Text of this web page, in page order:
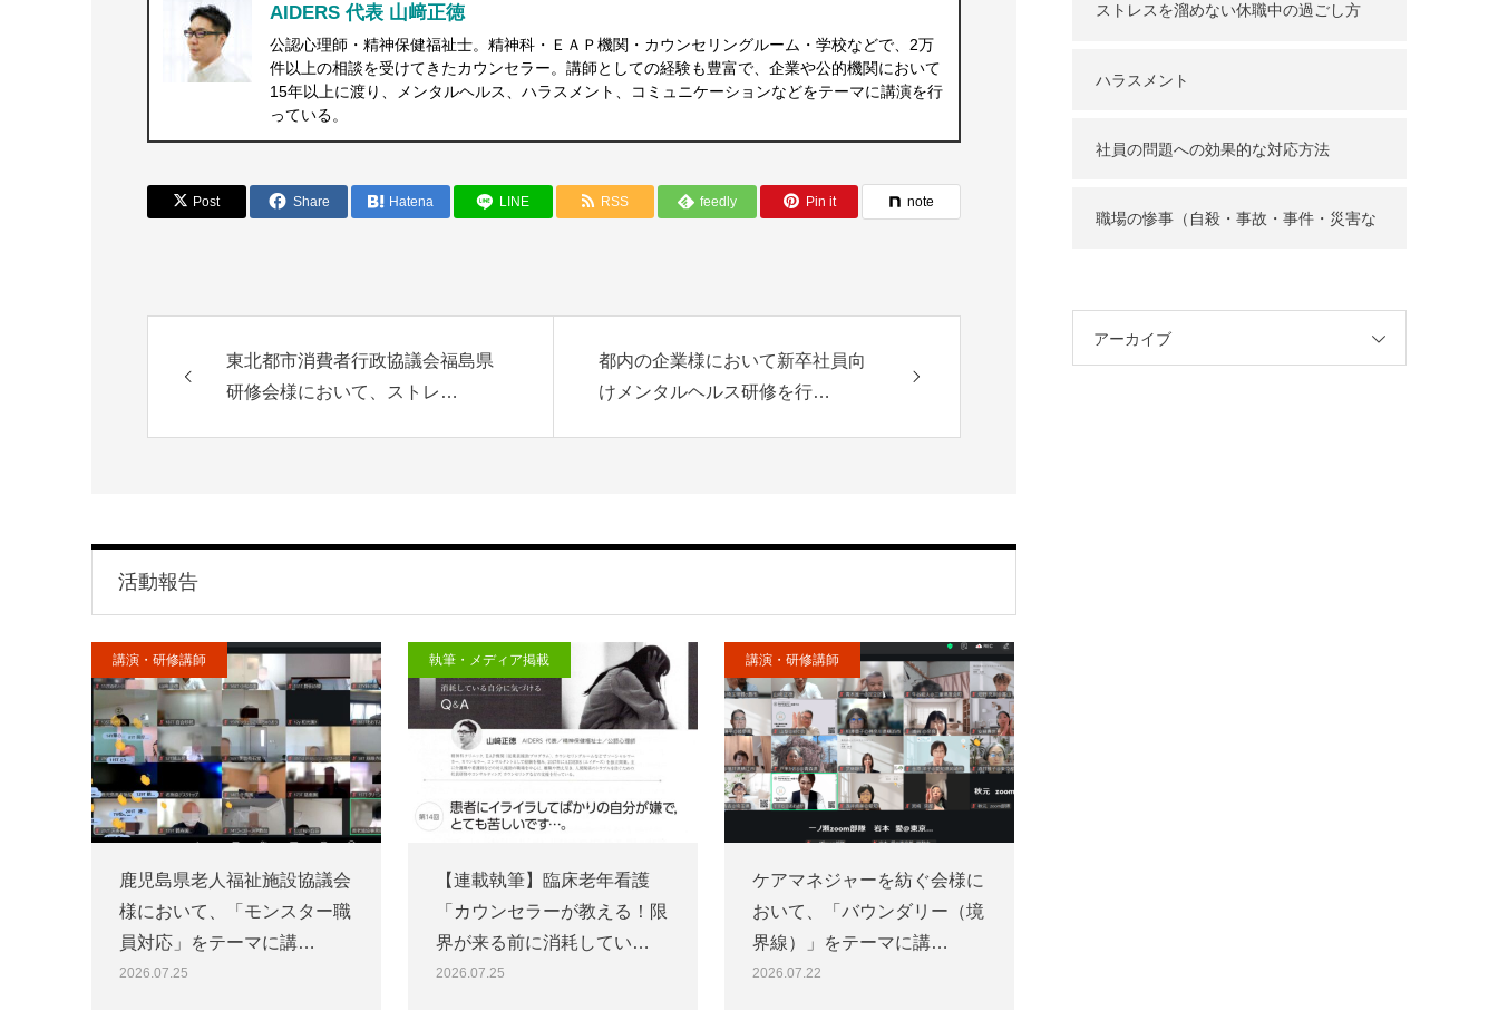
AIDERS 代表 山﨑正徳
公認心理師・精神保健福祉士。精神科・ＥＡＰ機関・カウンセリングルーム・学校などで、2万
件以上の相談を受けてきたカウンセラー。講師としての経験も豊富で、企業や公的機関において
15年以上に渡り、メンタルヘルス、ハラスメント、コミュニケーションなどをテーマに講演を行
っている。
Post Share Hatena LINE RSS feedly Pin it note
東北都市消費者行政協議会福島県
研修会様において、ストレ…
都内の企業様において新卒社員向
けメンタルヘルス研修を行…
活動報告
講演・研修講師
鹿児島県老人福祉施設協議会
様において、「モンスター職
員対応」をテーマに講…
2026.07.25
執筆・メディア掲載
【連載執筆】臨床老年看護
「カウンセラーが教える！限
界が来る前に消耗してい…
2026.07.25
講演・研修講師
ケアマネジャーを紡ぐ会様に
おいて、「バウンダリー（境
界線）」をテーマに講…
2026.07.22
ストレスを溜めない休職中の過ごし方
ハラスメント
社員の問題への効果的な対応方法
職場の惨事（自殺・事故・事件・災害な
アーカイブ